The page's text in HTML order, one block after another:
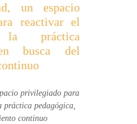
un espacio
reactivar el
práctica
busca del
privilegiado para
práctica pedagógica,
continuo